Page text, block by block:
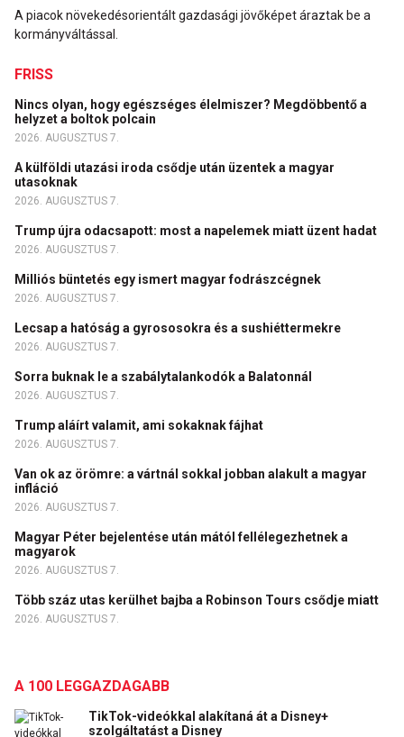
A piacok növekedésorientált gazdasági jövőképet áraztak be a
kormányváltással.
FRISS
Nincs olyan, hogy egészséges élelmiszer? Megdöbbentő a
helyzet a boltok polcain
2026. AUGUSZTUS 7.
A külföldi utazási iroda csődje után üzentek a magyar
utasoknak
2026. AUGUSZTUS 7.
Trump újra odacsapott: most a napelemek miatt üzent hadat
2026. AUGUSZTUS 7.
Milliós büntetés egy ismert magyar fodrászcégnek
2026. AUGUSZTUS 7.
Lecsap a hatóság a gyrososokra és a sushiéttermekre
2026. AUGUSZTUS 7.
Sorra buknak le a szabálytalankodók a Balatonnál
2026. AUGUSZTUS 7.
Trump aláírt valamit, ami sokaknak fájhat
2026. AUGUSZTUS 7.
Van ok az örömre: a vártnál sokkal jobban alakult a magyar
infláció
2026. AUGUSZTUS 7.
Magyar Péter bejelentése után mától fellélegezhetnek a
magyarok
2026. AUGUSZTUS 7.
Több száz utas kerülhet bajba a Robinson Tours csődje miatt
2026. AUGUSZTUS 7.
A 100 LEGGAZDAGABB
TikTok-videókkal alakítaná át a Disney+
szolgáltatást a Disney